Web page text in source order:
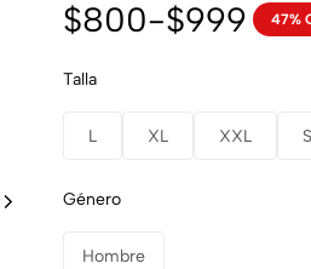
$800-$999 47%
Talla
L XL XXL S
Género
Hombre